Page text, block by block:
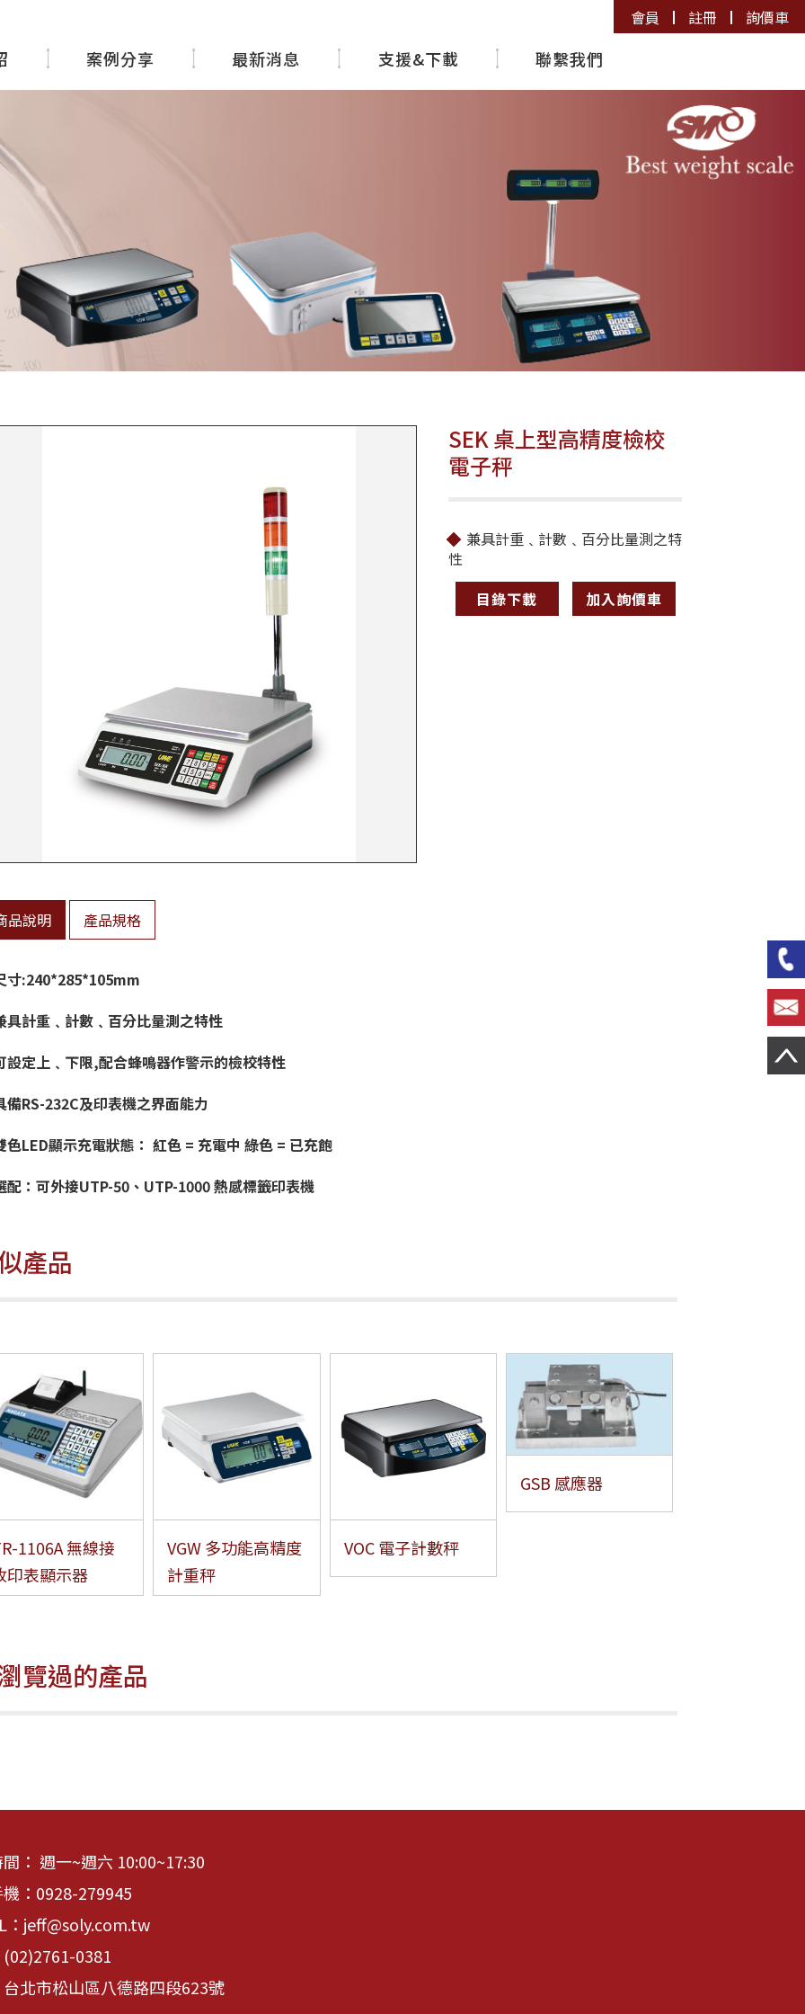
會員 註冊 詢價車
案例分享 最新消息 支援&下載 聯繫我們
SEK 桌上型高精度檢校
電子秤
兼具計重﹑計數﹑百分比量測之特
性
目錄下載
加入詢價車
品說明 產品規格
寸:240*285*105mm
具計重﹑計數﹑百分比量測之特性
設定上﹑下限,配合蜂鳴器作警示的檢校特性
備RS-232C及印表機之界面能力
色LED顯示充電狀態： 紅色 = 充電中 綠色 = 已充飽
配：可外接UTP-50、UTP-1000 熱感標籤印表機
產品
1106A 無線接
印表顯示器
VGW 多功能高精度
計重秤
VOC 電子計數秤
GSB 感應器
覽過的產品
： 週一~週六 10:00~17:30
： 0928-279945
jeff@soly.com.tw
(02)2761-0381
北市松山區八德路四段623號